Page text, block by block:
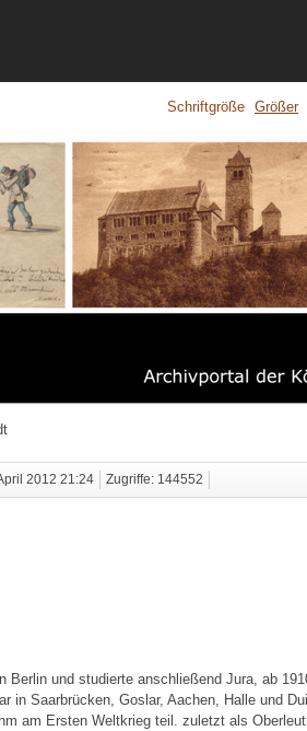
Schriftgröße Größer
2012 21:24 Zugriffe: 144552
Berlin und studierte anschließend Jura, ab
in Saarbrücken, Goslar, Aachen, Halle und
am Ersten Weltkrieg teil. zuletzt als